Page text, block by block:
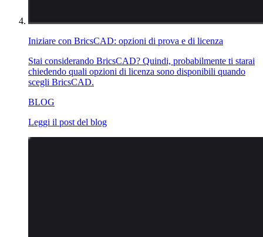
Iniziare con BricsCAD: opzioni di prova e di licenza
Stai considerando BricsCAD? Quindi, probabilmente ti starai
chiedendo quali opzioni di licenza sono disponibili quando
scegli BricsCAD.
BLOG
Leggi il post del blog